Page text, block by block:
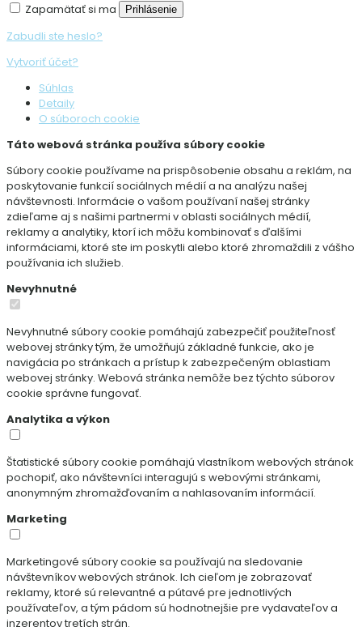
Zapamätať si ma
Prihlásenie
Zabudli ste heslo?
Vytvoriť účet?
Súhlas
Detaily
O súboroch cookie
Táto webová stránka používa súbory cookie
Súbory cookie používame na prispôsobenie obsahu a reklám, na
poskytovanie funkcií sociálnych médií a na analýzu našej
návštevnosti. Informácie o vašom používaní našej stránky
zdieľame aj s našimi partnermi v oblasti sociálnych médií,
reklamy a analytiky, ktorí ich môžu kombinovať s ďalšími
informáciami, ktoré ste im poskytli alebo ktoré zhromaždili z vášho
používania ich služieb.
Nevyhnutné
Nevyhnutné súbory cookie pomáhajú zabezpečiť použiteľnosť
webovej stránky tým, že umožňujú základné funkcie, ako je
navigácia po stránkach a prístup k zabezpečeným oblastiam
webovej stránky. Webová stránka nemôže bez týchto súborov
cookie správne fungovať.
Analytika a výkon
Štatistické súbory cookie pomáhajú vlastníkom webových stránok
pochopiť, ako návštevníci interagujú s webovými stránkami,
anonymným zhromažďovaním a nahlasovaním informácií.
Marketing
Marketingové súbory cookie sa používajú na sledovanie
návštevníkov webových stránok. Ich cieľom je zobrazovať
reklamy, ktoré sú relevantné a pútavé pre jednotlivých
používateľov, a tým pádom sú hodnotnejšie pre vydavateľov a
inzerentov tretích strán.